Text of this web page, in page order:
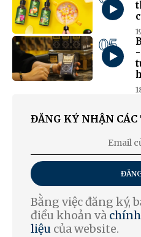
05
ĐĂNG KÝ NHẬN
Bằng việc đăng ký,
điều khoản và
liệu của website.